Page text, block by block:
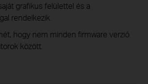
grafikus felülettel és a
rendelkezik.
hogy nem minden firmware verzió
között.